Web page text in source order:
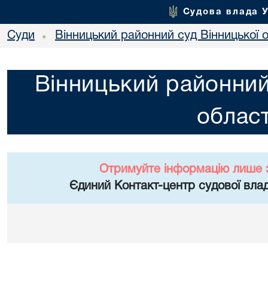
Судова влада
Суди • Вінницький районний суд Вінницької
Вінницький
Отримуйте інформацію лише
Єдиний Контакт-центр судової